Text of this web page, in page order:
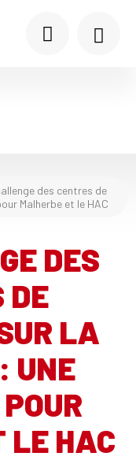
des centres de
Malherbe et le HAC
DES
DE
LA
UNE
LE HAC